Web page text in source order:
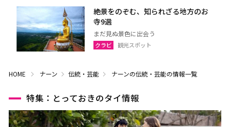
絶景をのぞむ、知られざる地方のお
寺9選
まだ見ぬ景色に出会う
クラビ 観光スポット
HOME ナーン 伝統・芸能 ナーンの伝統・芸能の情報一覧
特集：とっておきのタイ情報